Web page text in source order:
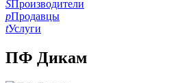
SПроизводители
pПродавцы
tУслуги
ПФ Дикам